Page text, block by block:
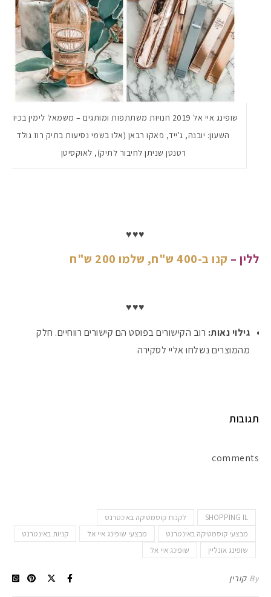
שופינג איי אל 2019 חנויות משתתפות ומותגים – משמאל לימין בכיוון
השעון: יובנה, ג'ייד, פאקו רבאן (אלו בשמי נסיעות בתיק רוז גולד
רטנטן שניתן לחיבור לתיק), לאוקסיטן
♥♥♥
ללין – קנו ב-400 ש"ח, שלמו 200 ש"ח
♥♥♥
גילוי נאות: רוב הקישורים בפוסט הם קישורים רווחיים. חלק
מהמוצרים נשלחו אליי לסקירה
תגובות
comments
SHOPPING IL
לקנות קוסמטיקה באינטרנט
מבצעי קוסמטיקה באינטרנט
מבצעי שופינג איי אל
קניות באינטרנט
שופינג אונליין
שופינג איי אל
By קורין